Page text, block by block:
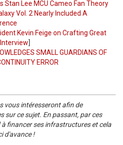
Stan Lee MCU Cameo Fan Theory
Vol. 2 Nearly Included A
Kevin Feige on Crafting Great
]
SMALL GUARDIANS OF
ERROR
vous intéresseront afin de
sur ce sujet. En passant, par ces
financer ses infrastructures et cela
d'avance !